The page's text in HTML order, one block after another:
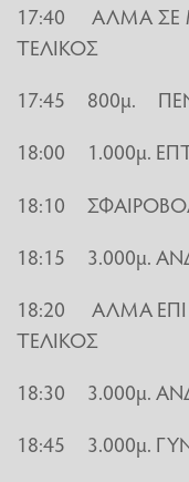
17:40 ΑΛΜΑ
ΤΕΛΙΚΟΣ
17:45 800μ.
18:00 1.000μ.
18:10
18:15 3.000μ.
18:20 ΑΛΜΑ
ΤΕΛΙΚΟΣ
18:30 3.000μ.
18:45 3.000μ.